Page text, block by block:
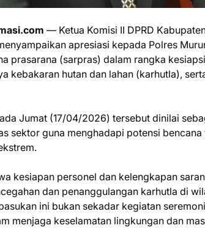
— Ketua Komisi II DPRD
apresiasi kepada Polres
prasarana (sarpras) dalam rangka
kebakaran hutan dan lahan (karhutla),
Jumat (17/04/2026) tersebut dinilai
sektor guna menghadapi potensi
kesiapan personel dan kelengkapan
dan penanggulangan karhutla di
ini bukan sekadar kegiatan
menjaga keselamatan lingkungan dan